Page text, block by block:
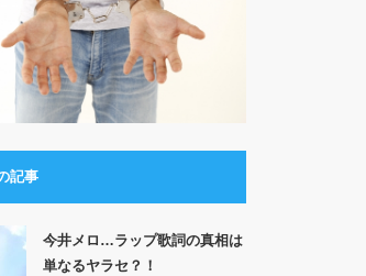
記事
今井メロ…ラップ歌詞の真相は
単なるヤラセ？！